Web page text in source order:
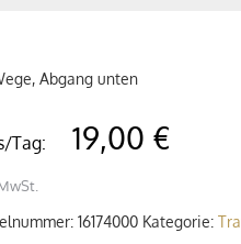
Abgang unten
Tag: 19,00 €
16174000 Kategorie: